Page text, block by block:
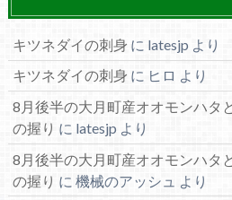
キツネダイの刺身 に latesjp より
キツネダイの刺身 に ヒロ より
8月後半の大月町産オオモンハタ
の握り に latesjp より
8月後半の大月町産オオモンハタ
の握り に 機械のアッシュ
より